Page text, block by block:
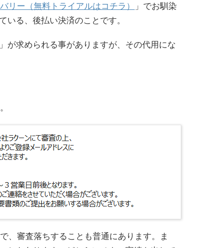
リー（無料トライアルはコチラ）
」でお馴染
いる、後払い決済のことです。
が求められる事がありますが、その代用にな
、審査落ちすることも普通にあります。ま